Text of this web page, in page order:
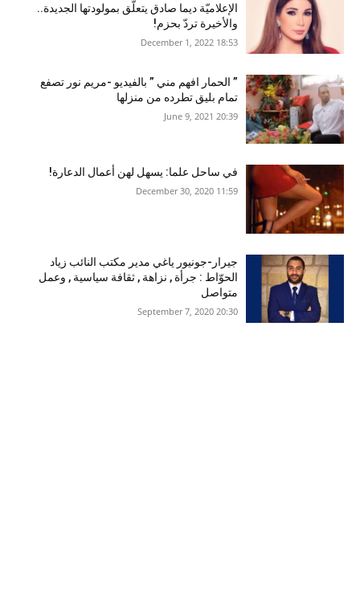
الإعلاميّة ديما صادق يتعلّق بمولودتها الجديدة..
والأخيرة تردّ بحزم!
18:53 2022 ,December 1
” الحمار افهم مني ” بالفيديو -مريم نور تصفع
تمام بليق تطرده من منزلها
20:39 2021 ,June 9
في ساحل علما: يسهل لهن أعمال الدعارة!
11:59 2020 ,December 30
جيرار-جونيور ياغي مدير مكتب النائب زياد
الحوّاط : جرأة , نزاهة , ثقافة سياسية , وعمل
متواصل
20:30 2020 ,September 7